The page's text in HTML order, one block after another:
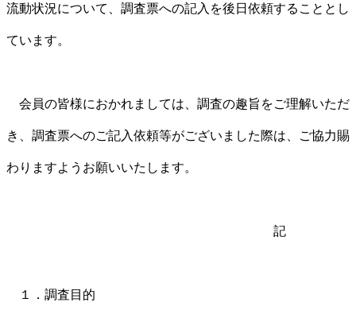
流動状況について、調査票への記入を後日依頼することとし
ています。
会員の皆様におかれましては、調査の趣旨をご理解いただ
き、調査票へのご記入依頼等がございました際は、ご協力賜
わりますようお願いいたします。
記
１．調査目的